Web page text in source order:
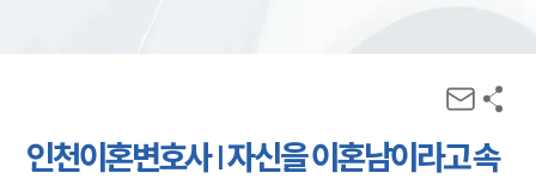
인천이혼변호사 | 자신을 이혼남이라고 속